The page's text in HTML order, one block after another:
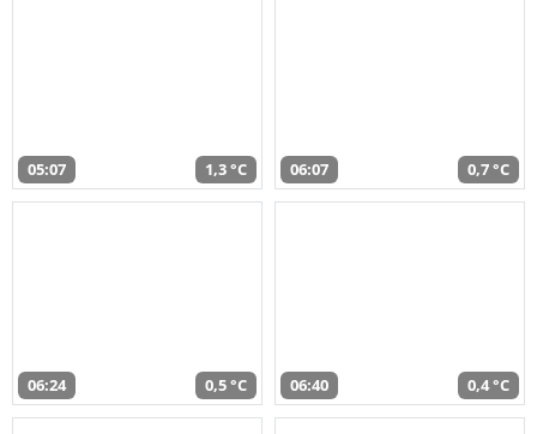
05:07 1,3 °C 06:07 0,7 °C
06:24 0,5 °C 06:40 0,4 °C